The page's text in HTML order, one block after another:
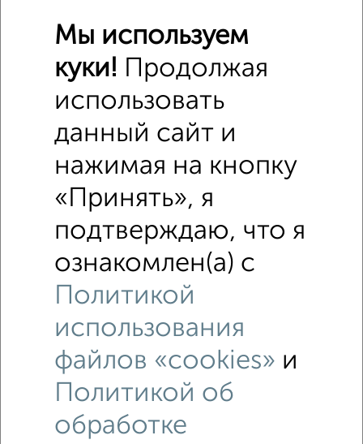
Похожие предложения рядом
ИЖС недалеко от Нарочанская 92
Рядом, с меньшей ценой
Недалеко от Нарочанская 92 с ценой ниже
Мы используем
куки! Продолжая
использовать
данный сайт и
нажимая на кнопку
«Принять», я
подтверждаю, что я
ознакомлен(а) с
Политикой
использования
файлов «cookies» и
Политикой об
обработке